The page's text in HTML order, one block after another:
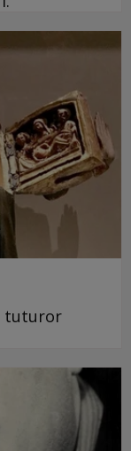
tuturor